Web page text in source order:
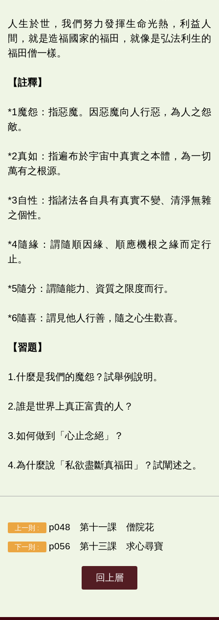
人生於世，我們努力發揮生命光熱，利益人
間，就是造福國家的福田，就像是弘法利生的
福田僧一樣。
【註釋】
*1魔怨：指惡魔。因惡魔向人行惡，為人之怨
敵。
*2真如：指遍布於宇宙中真實之本體，為一切
萬有之根源。
*3自性：指諸法各自具有真實不變、清淨無雜
之個性。
*4隨緣：謂隨順因緣、順應機根之緣而定行
止。
*5隨分：謂隨能力、資質之限度而行。
*6隨喜：謂見他人行善，隨之心生歡喜。
【習題】
1.什麼是我們的魔怨？試舉例說明。
2.誰是世界上真正富貴的人？
3.如何做到「心止念絕」？
4.為什麼說「私欲盡斷真福田」？試闡述之。
上一則 : p048 第十一課 僧院花
下一則 : p056 第十三課 求心尋寶
回上層